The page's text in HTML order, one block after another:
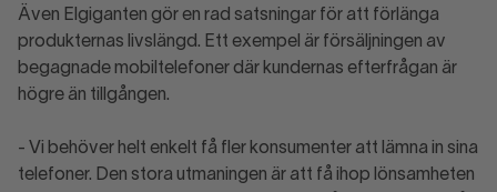
Även Elgiganten gör en rad satsningar för att förlänga
produkternas livslängd. Ett exempel är försäljningen av
begagnade mobiltelefoner där kundernas efterfrågan är
högre än tillgången.
- Vi behöver helt enkelt få fler konsumenter att lämna in sina
telefoner. Den stora utmaningen är att få ihop lönsamheten